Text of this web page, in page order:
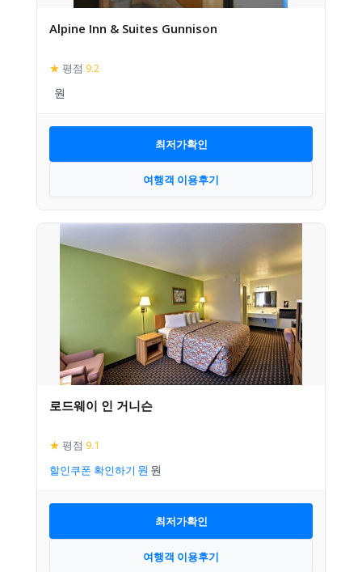
Alpine Inn & Suites Gunnison
★ 평점 9.2
최저가확인
여행객 이용후기
로드웨이 인 거니슨
★ 평점 9.1
할인쿠폰 확인하기
최저가확인
여행객 이용후기